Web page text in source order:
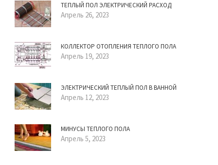
ТЕПЛЫЙ ПОЛ ЭЛЕКТРИЧЕСКИЙ РАСХОД
Апрель 26, 2023
КОЛЛЕКТОР ОТОПЛЕНИЯ ТЕПЛОГО ПОЛА
Апрель 19, 2023
ЭЛЕКТРИЧЕСКИЙ ТЕПЛЫЙ ПОЛ В ВАННОЙ
Апрель 12, 2023
МИНУСЫ ТЕПЛОГО ПОЛА
Апрель 5, 2023